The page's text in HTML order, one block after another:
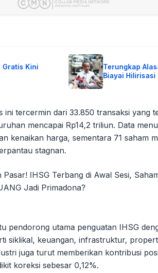
Gratis Kini
Terungkap
Biayai Hilirisasi
ini tercermin dari 33.850 transaksi yang
mencapai Rp14,2 triliun. Data
kenaikan harga, sementara 71 saham
stagnan.
pendorong utama penguatan IHSG
siklikal, keuangan, infrastruktur,
juga turut memberikan kontribusi
koreksi sebesar 0,12%.